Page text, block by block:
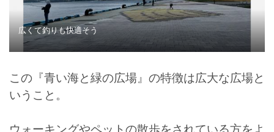
広くて釣りも快適そう
この『青い海と緑の広場』の特徴は広大な広場と
いうこと。
ウォーキングやペットの散歩をされている方をよ